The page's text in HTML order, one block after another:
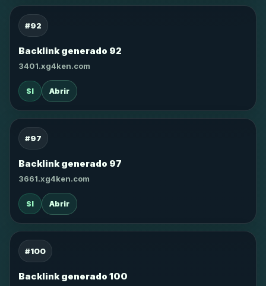
#92
Backlink generado 92
3401.xg4ken.com
SI Abrir
#97
Backlink generado 97
3661.xg4ken.com
SI Abrir
#100
Backlink generado 100